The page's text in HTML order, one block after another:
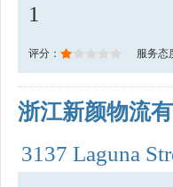
1
评分： 服务态
浙江新颜物流
3137 Laguna